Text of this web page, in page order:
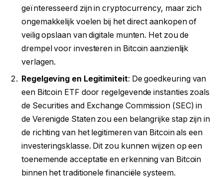
geïnteresseerd zijn in cryptocurrency, maar zich
ongemakkelijk voelen bij het direct aankopen of
veilig opslaan van digitale munten. Het zou de
drempel voor investeren in Bitcoin aanzienlijk
verlagen.
Regelgeving en Legitimiteit: De goedkeuring van
een Bitcoin ETF door regelgevende instanties zoals
de Securities and Exchange Commission (SEC) in
de Verenigde Staten zou een belangrijke stap zijn in
de richting van het legitimeren van Bitcoin als een
investeringsklasse. Dit zou kunnen wijzen op een
toenemende acceptatie en erkenning van Bitcoin
binnen het traditionele financiële systeem.